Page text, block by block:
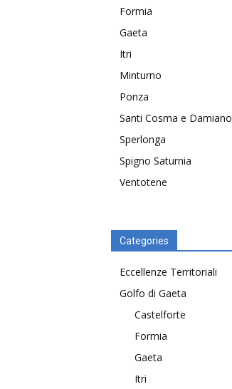
Formia
Gaeta
Itri
Minturno
Ponza
Santi Cosma e Damiano
Sperlonga
Spigno Saturnia
Ventotene
Categories
Eccellenze Territoriali
Golfo di Gaeta
Castelforte
Formia
Gaeta
Itri